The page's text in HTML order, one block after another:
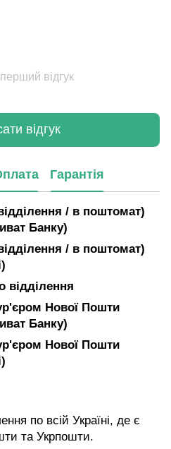
відгук
відгук
Гарантія
/ в поштомат)
Банку)
/ в поштомат)
відділення
Нової Пошти
Банку)
Нової Пошти
по всій Україні, де є
та Укрпошти.